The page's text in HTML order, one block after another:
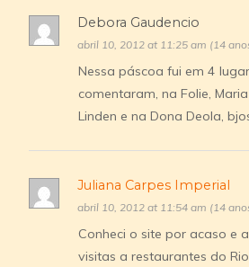
Debora Gaudencio
abril 10, 2012 at 11:25 am (14
Nessa páscoa fui em 4
comentaram, na Folie,
Linden e na Dona Deola,
Juliana Carpes Imperial
abril 10, 2012 at 11:54 am (14
Conheci o site por acaso e
visitas a restaurantes do